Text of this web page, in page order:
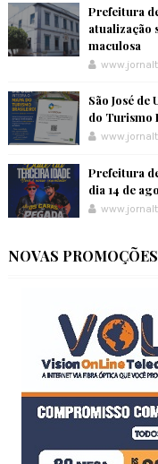
Prefeitura
atualização
maculosa
São José
do Turismo
Prefeitura
dia 14 de
NOVAS